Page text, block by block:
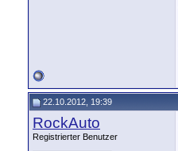
22.10.2012, 19:39
RockAuto
Registrierter Benutzer